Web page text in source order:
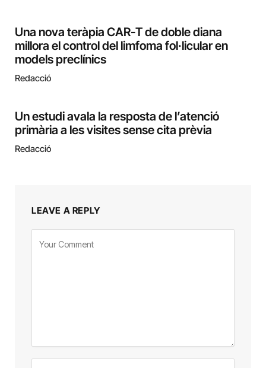
Una nova teràpia CAR-T de doble diana
millora el control del limfoma fol·licular en
models preclínics
Redacció
Un estudi avala la resposta de l’atenció
primària a les visites sense cita prèvia
Redacció
LEAVE A REPLY